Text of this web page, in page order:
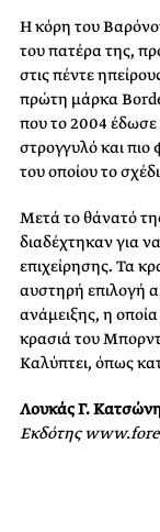
Η κόρη του
του πατέρα της,
στις πέντε
πρώτη μάρκα
που το 2004
στρογγυλό και
του οποίου το
Μετά το θάνατό
διαδέχτηκαν για
επιχείρησης. Τα
αυστηρή επιλογή
ανάμειξης, η
κρασιά του
Καλύπτει, όπως
Λουκάς Γ.
Eκδότης